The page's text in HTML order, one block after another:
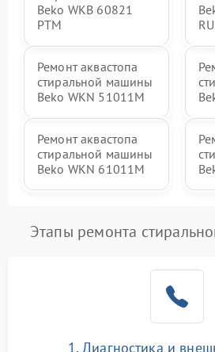
Beko WKB 60821
PTМ
Ремонт аквастопа
стиральной машины
Beko WKN 51011M
Ремонт аквастопа
стиральной машины
Beko WKN 61011M
Этапы ремонта
1. Диагностика и